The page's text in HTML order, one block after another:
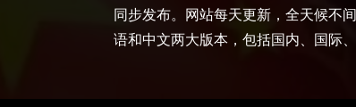
同步发布。网站每天更新，全天候不
语和中文两大版本，包括国内、国际